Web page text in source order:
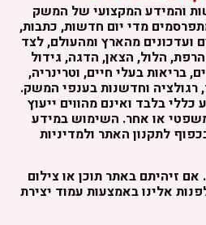
והמידע המקצועי של המשק
מדי יום חדשות, כתבות,
ועדכונים מהארץ ומהעולם, לצד
הלול, הצאן, הדגה, גידול
בריאות בעלי חיים, וטרינריה,
רגולציה וחדשנות בענפי המשק.
בלבד ואינם מהווים ייעוץ
משפטי או אחר. השימוש במידע
לתקנון האתר ולמדיניות
אם זיהיתם באתר תוכן או צילום
אלינו באמצעות עמוד יצירת